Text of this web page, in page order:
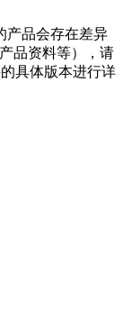
产品会存在差异
品资料等），请
具体版本进行详